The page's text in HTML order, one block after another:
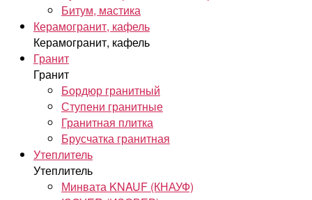
Битум, мастика
Керамогранит, кафель
Керамогранит, кафель
Гранит
Гранит
Бордюр гранитный
Ступени гранитные
Гранитная плитка
Брусчатка гранитная
Утеплитель
Утеплитель
Минвата KNAUF (КНАУФ)